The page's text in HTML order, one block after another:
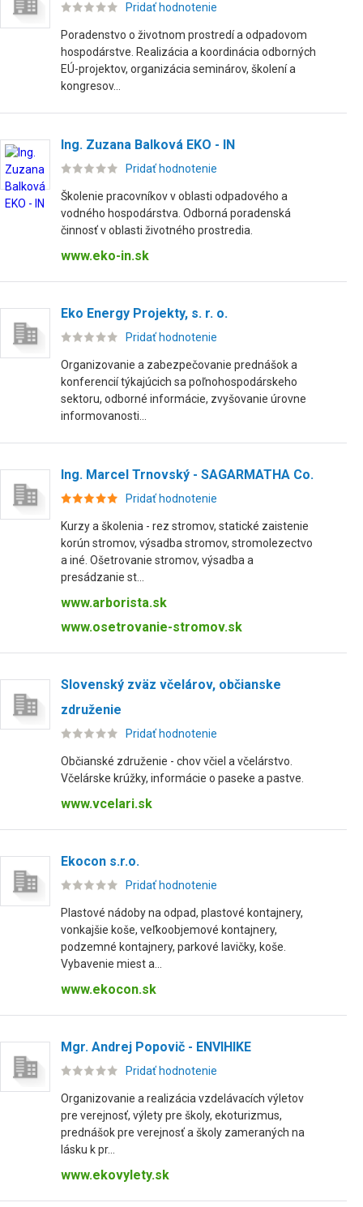
Pridať hodnotenie
Poradenstvo o životnom prostredí a odpadovom
hospodárstve. Realizácia a koordinácia odborných
EÚ-projektov, organizácia seminárov, školení a
kongresov...
Ing. Zuzana Balková EKO - IN
Pridať hodnotenie
Školenie pracovníkov v oblasti odpadového a
vodného hospodárstva. Odborná poradenská
činnosť v oblasti životného prostredia.
www.eko-in.sk
Eko Energy Projekty, s. r. o.
Pridať hodnotenie
Organizovanie a zabezpečovanie prednášok a
konferencií týkajúcich sa poľnohospodárskeho
sektoru, odborné informácie, zvyšovanie úrovne
informovanosti...
Ing. Marcel Trnovský - SAGARMATHA Co.
Pridať hodnotenie
Kurzy a školenia - rez stromov, statické zaistenie
korún stromov, výsadba stromov, stromolezectvo
a iné. Ošetrovanie stromov, výsadba a
presádzanie st...
www.arborista.sk
www.osetrovanie-stromov.sk
Slovenský zväz včelárov, občianske
združenie
Pridať hodnotenie
Občianské združenie - chov včiel a včelárstvo.
Včelárske krúžky, informácie o paseke a pastve.
www.vcelari.sk
Ekocon s.r.o.
Pridať hodnotenie
Plastové nádoby na odpad, plastové kontajnery,
vonkajšie koše, veľkoobjemové kontajnery,
podzemné kontajnery, parkové lavičky, koše.
Vybavenie miest a...
www.ekocon.sk
Mgr. Andrej Popovič - ENVIHIKE
Pridať hodnotenie
Organizovanie a realizácia vzdelávacích výletov
pre verejnosť, výlety pre školy, ekoturizmus,
prednášok pre verejnosť a školy zameraných na
lásku k pr...
www.ekovylety.sk